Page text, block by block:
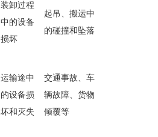
装卸过程
中的设备
损坏
起吊、搬运中
的碰撞和坠落
运输途中
的设备损
坏和灭失
交通事故、车
辆故障、货物
倾覆等